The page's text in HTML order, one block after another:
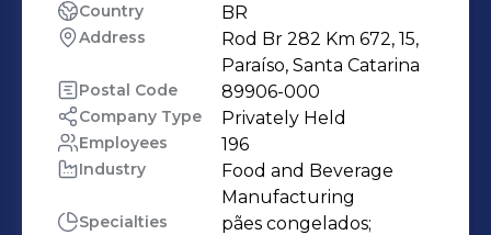
Alemanha. De lá, trouxemos
equipamentos, técnicas de produção
e boas ideias de como facilitar a
panificação para os negócios e para
as famílias. Produção em massa Em
2002, produzir e entregar massas
congeladas era algo muito inovador,
Country BR
Address
Rod Br 282 Km 672, 15,
Paraíso, Santa Catarina
Postal Code 89906-000
Company Type Privately Held
Employees 196
Industry
Food and Beverage
Manufacturing
Specialties
pães congelados;